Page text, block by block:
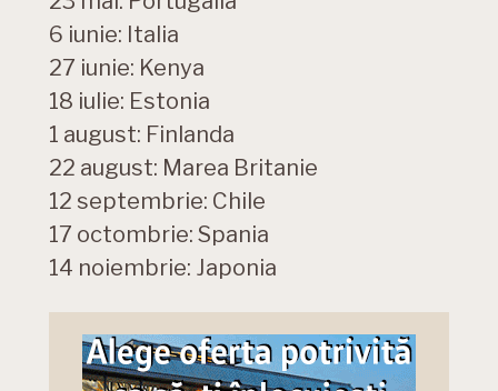
6 iunie: Italia
27 iunie: Kenya
18 iulie: Estonia
1 august: Finlanda
22 august: Marea Britanie
12 septembrie: Chile
17 octombrie: Spania
14 noiembrie: Japonia